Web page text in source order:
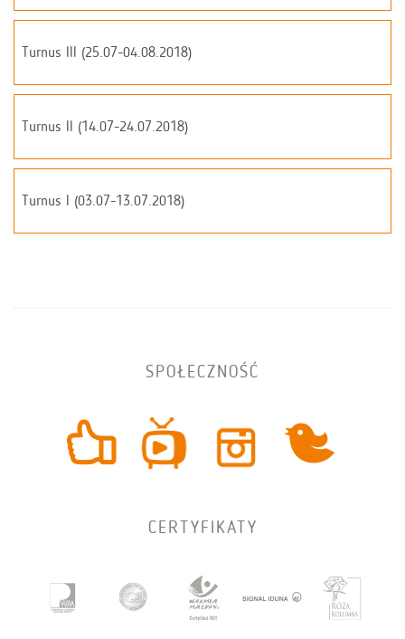
Turnus III (25.07-04.08.2018)
Turnus II (14.07-24.07.2018)
Turnus I (03.07-13.07.2018)
SPOŁECZNOŚĆ
CERTYFIKATY